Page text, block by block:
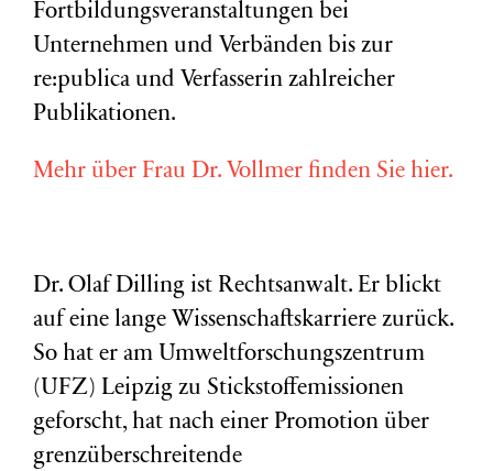
Fortbildungsveranstaltungen bei
Unternehmen und Verbänden bis zur
re:publica und Verfasserin zahlreicher
Publikationen.
Mehr über Frau Dr. Vollmer finden Sie hier.
Dr. Olaf Dilling ist Rechtsanwalt. Er blickt
auf eine lange Wissenschaftskarriere zurück.
So hat er am Umweltforschungszentrum
(UFZ) Leipzig zu Stickstoffemissionen
geforscht, hat nach einer Promotion über
grenzüberschreitende